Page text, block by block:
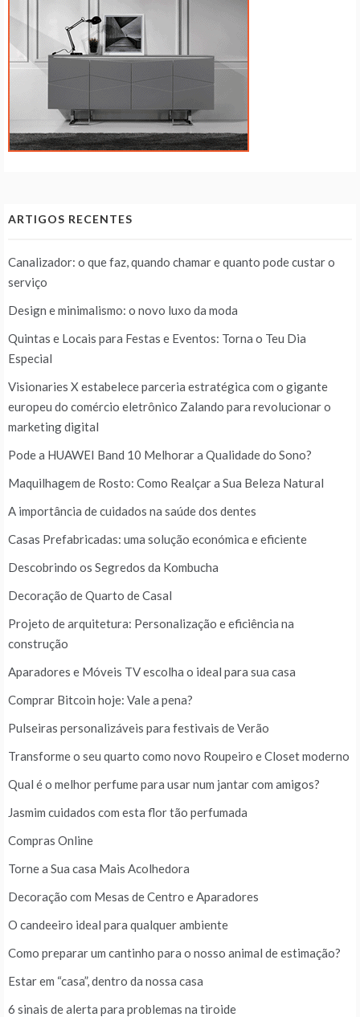
ARTIGOS RECENTES
Canalizador: o que faz, quando chamar e quanto pode custar o
serviço
Design e minimalismo: o novo luxo da moda
Quintas e Locais para Festas e Eventos: Torna o Teu Dia
Especial
Visionaries X estabelece parceria estratégica com o gigante
europeu do comércio eletrônico Zalando para revolucionar o
marketing digital
Pode a HUAWEI Band 10 Melhorar a Qualidade do Sono?
Maquilhagem de Rosto: Como Realçar a Sua Beleza Natural
A importância de cuidados na saúde dos dentes
Casas Prefabricadas: uma solução económica e eficiente
Descobrindo os Segredos da Kombucha
Decoração de Quarto de Casal
Projeto de arquitetura: Personalização e eficiência na
construção
Aparadores e Móveis TV escolha o ideal para sua casa
Comprar Bitcoin hoje: Vale a pena?
Pulseiras personalizáveis para festivais de Verão
Transforme o seu quarto como novo Roupeiro e Closet moderno
Qual é o melhor perfume para usar num jantar com amigos?
Jasmim cuidados com esta flor tão perfumada
Compras Online
Torne a Sua casa Mais Acolhedora
Decoração com Mesas de Centro e Aparadores
O candeeiro ideal para qualquer ambiente
Como preparar um cantinho para o nosso animal de estimação?
Estar em “casa”, dentro da nossa casa
6 sinais de alerta para problemas na tiroide